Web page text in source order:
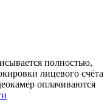
полностью,
лицевого счёта
оплачиваются